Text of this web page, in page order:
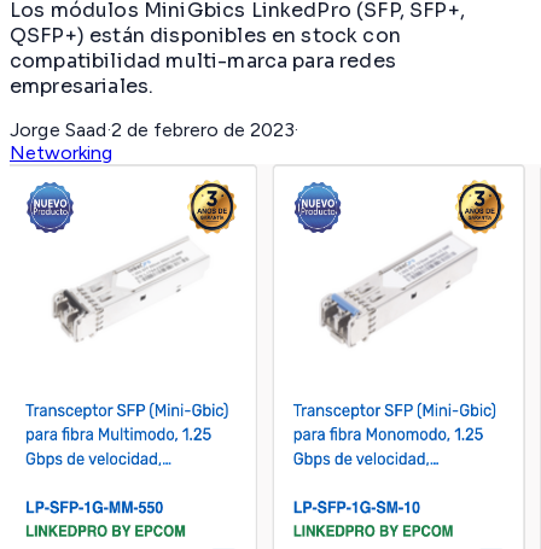
Los módulos MiniGbics LinkedPro (SFP, SFP+,
QSFP+) están disponibles en stock con
compatibilidad multi-marca para redes
empresariales.
Jorge Saad·2 de febrero de 2023·
Networking